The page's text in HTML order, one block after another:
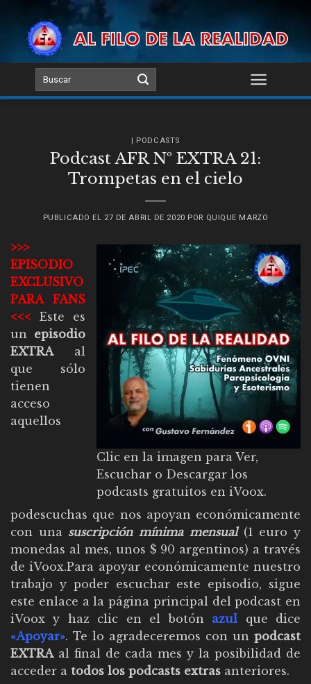
content
| PODCASTS
Podcast AFR Nº EXTRA 21:
Trompetas en el cielo
PUBLICADO EL 27 DE ABRIL DE 2020 POR QUIQUE MARZO
Clic en la imagen para Ver,
Escuchar o Descargar los
podcasts gratuitos en iVoox.
>>>
EPISODIO
EXCLUSIVO
PARA FANS
<<< Este es
un episodio
EXTRAal
que sólo
tienen
acceso
aquellos
podescuchas que nos apoyan económicamente
con una suscripción mínima mensual(1 euro y
monedas al mes, unos $ 90 argentinos) a través
de iVoox.Para apoyar económicamente nuestro
trabajo y poder escuchar este episodio, sigue
este enlace a la página principal del podcast en
iVoox y haz clic en el botón azul que dice
«Apoyar». Te lo agradeceremos con un podcast
EXTRAal final de cada mes y la posibilidad de
acceder a todos los podcasts extras anteriores.